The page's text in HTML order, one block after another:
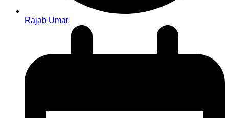
Rajab Umar